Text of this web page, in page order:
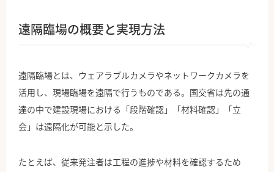
遠隔臨場の概要と実現方法
遠隔臨場とは、ウェアラブルカメラやネットワークカメラを
活用し、現場臨場を遠隔で行うものである。国交省は先の通
達の中で建設現場における「段階確認」「材料確認」「立
会」は遠隔化が可能と示した。
たとえば、従来発注者は工程の進捗や材料を確認するため